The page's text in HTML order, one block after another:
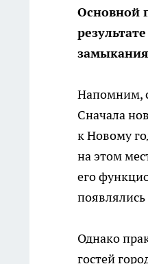
Основной
Напомним,
Сначала
к Новому
на этом
его
Однако
гостей